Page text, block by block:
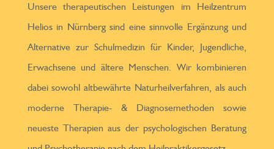
Unsere therapeutischen Leistungen im Heilzentrum
Helios in Nürnberg sind eine sinnvolle Ergänzung und
Alternative zur Schulmedizin für Kinder, Jugendliche,
Erwachsene und ältere Menschen. Wir kombinieren
dabei sowohl altbewährte Naturheilverfahren, als auch
moderne Therapie- & Diagnosemethoden sowie
neueste Therapien aus der psychologischen Beratung